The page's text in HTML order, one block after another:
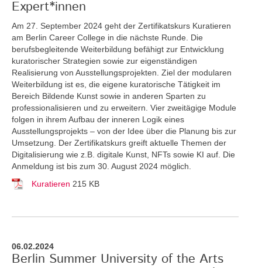
Expert*innen
Am 27. September 2024 geht der Zertifikatskurs Kuratieren
am Berlin Career College in die nächste Runde. Die
berufsbegleitende Weiterbildung befähigt zur Entwicklung
kuratorischer Strategien sowie zur eigenständigen
Realisierung von Ausstellungsprojekten. Ziel der modularen
Weiterbildung ist es, die eigene kuratorische Tätigkeit im
Bereich Bildende Kunst sowie in anderen Sparten zu
professionalisieren und zu erweitern. Vier zweitägige Module
folgen in ihrem Aufbau der inneren Logik eines
Ausstellungsprojekts – von der Idee über die Planung bis zur
Umsetzung. Der Zertifikatskurs greift aktuelle Themen der
Digitalisierung wie z.B. digitale Kunst, NFTs sowie KI auf. Die
Anmeldung ist bis zum 30. August 2024 möglich.
Kuratieren 215 KB
06.02.2024
Berlin Summer University of the Arts